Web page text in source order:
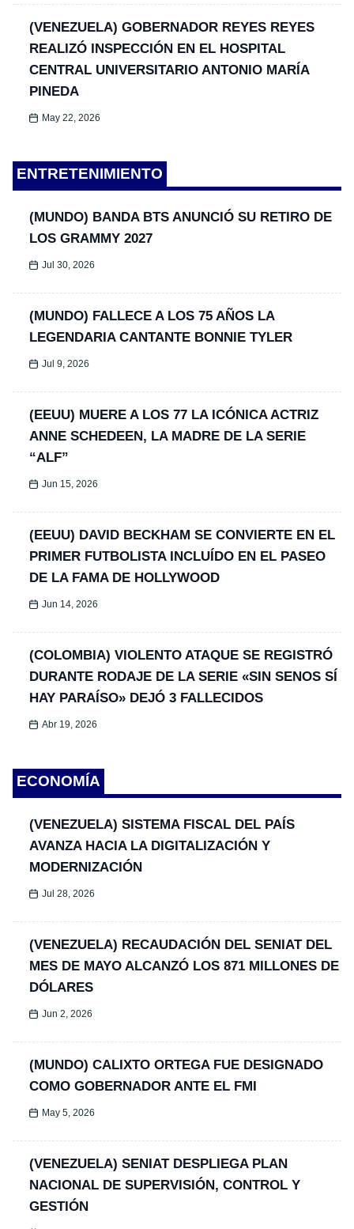
(VENEZUELA) GOBERNADOR REYES REYES
REALIZÓ INSPECCIÓN EN EL HOSPITAL
CENTRAL UNIVERSITARIO ANTONIO MARÍA
PINEDA
May 22, 2026
ENTRETENIMIENTO
(MUNDO) BANDA BTS ANUNCIÓ SU RETIRO DE
LOS GRAMMY 2027
Jul 30, 2026
(MUNDO) FALLECE A LOS 75 AÑOS LA
LEGENDARIA CANTANTE BONNIE TYLER
Jul 9, 2026
(EEUU) MUERE A LOS 77 LA ICÓNICA ACTRIZ
ANNE SCHEDEEN, LA MADRE DE LA SERIE
“ALF”
Jun 15, 2026
(EEUU) DAVID BECKHAM SE CONVIERTE EN EL
PRIMER FUTBOLISTA INCLUÍDO EN EL PASEO
DE LA FAMA DE HOLLYWOOD
Jun 14, 2026
(COLOMBIA) VIOLENTO ATAQUE SE REGISTRÓ
DURANTE RODAJE DE LA SERIE «SIN SENOS SÍ
HAY PARAÍSO» DEJÓ 3 FALLECIDOS
Abr 19, 2026
ECONOMÍA
(VENEZUELA) SISTEMA FISCAL DEL PAÍS
AVANZA HACIA LA DIGITALIZACIÓN Y
MODERNIZACIÓN
Jul 28, 2026
(VENEZUELA) RECAUDACIÓN DEL SENIAT DEL
MES DE MAYO ALCANZÓ LOS 871 MILLONES DE
DÓLARES
Jun 2, 2026
(MUNDO) CALIXTO ORTEGA FUE DESIGNADO
COMO GOBERNADOR ANTE EL FMI
May 5, 2026
(VENEZUELA) SENIAT DESPLIEGA PLAN
NACIONAL DE SUPERVISIÓN, CONTROL Y
GESTIÓN